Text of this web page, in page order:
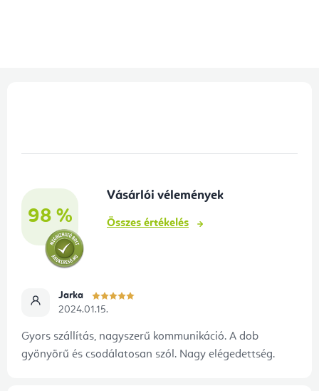
98 %
Vásárlói vélemények
Összes értékelés
Jarka
2024.01.15.
Gyors szállítás, nagyszerű kommunikáció. A dob
gyönyörű és csodálatosan szól. Nagy elégedettség.